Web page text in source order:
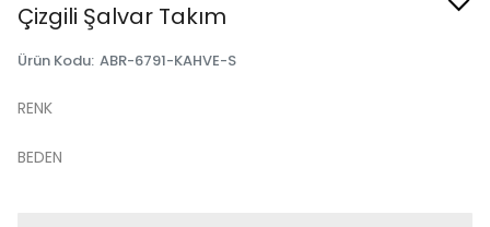
Çizgili Şalvar Takım
Ürün Kodu: ABR-6791-KAHVE-S
RENK
BEDEN